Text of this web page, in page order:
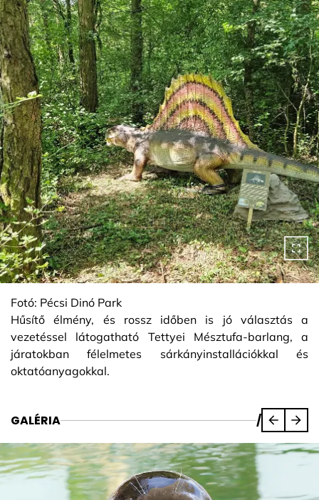
Fotó: Pécsi Dinó Park
Hűsítő élmény, és rossz időben is jó választás a
vezetéssel látogatható Tettyei Mésztufa-barlang, a
járatokban félelmetes sárkányinstallációkkal és
oktatóanyagokkal.
GALÉRIA /